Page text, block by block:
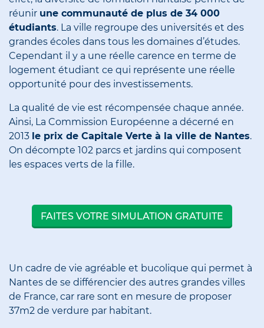
réunir une communauté de plus de 34 000
étudiants. La ville regroupe des universités et des
grandes écoles dans tous les domaines d’études.
Cependant il y a une réelle carence en terme de
logement étudiant ce qui représente une réelle
opportunité pour des investissements.
La qualité de vie est récompensée chaque année.
Ainsi, La Commission Européenne a décerné en
2013 le prix de Capitale Verte à la ville de Nantes.
On décompte 102 parcs et jardins qui composent
les espaces verts de la fille.
FAITES VOTRE SIMULATION GRATUITE
Un cadre de vie agréable et bucolique qui permet à
Nantes de se différencier des autres grandes villes
de France, car rare sont en mesure de proposer
37m2 de verdure par habitant.